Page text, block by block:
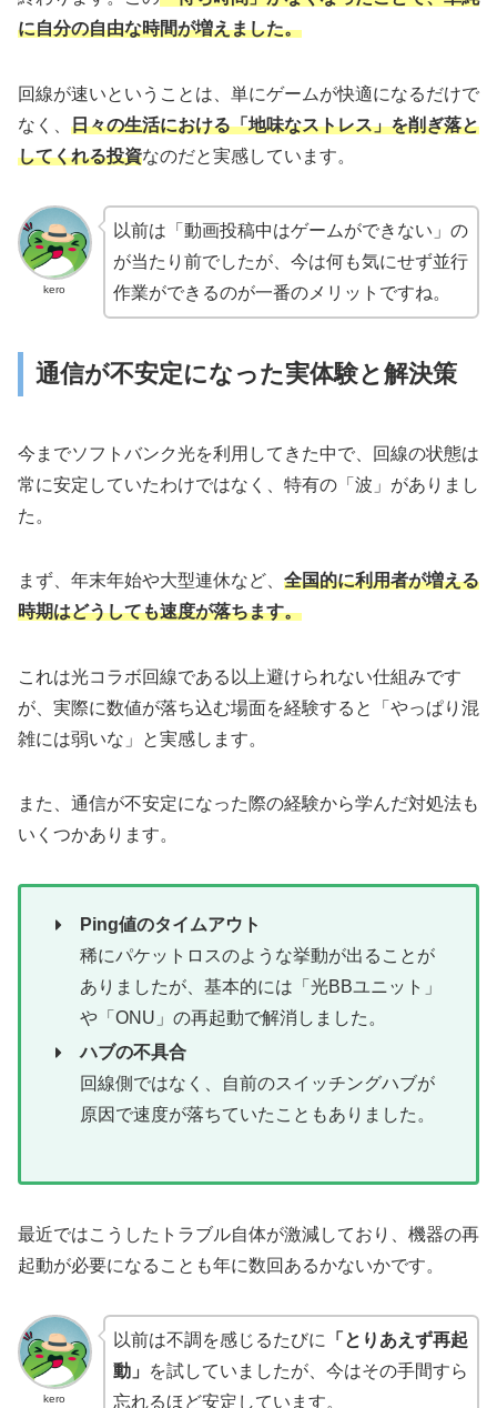
に自分の自由な時間が増えました。
回線が速いということは、単にゲームが快適になるだけで
なく、 日々の生活における「地味なストレス」を削ぎ落と
してくれる投資なのだと実感しています。
kero
以前は「動画投稿中はゲームができない」の
が当たり前でしたが、今は何も気にせず並行
作業ができるのが一番のメリットですね。
通信が不安定になった実体験と解決策
今までソフトバンク光を利用してきた中で、回線の状態は
常に安定していたわけではなく、特有の「波」がありまし
た。
まず、年末年始や大型連休など、 全国的に利用者が増える
時期はどうしても速度が落ちます。
これは光コラボ回線である以上避けられない仕組みです
が、実際に数値が落ち込む場面を経験すると「やっぱり混
雑には弱いな」と実感します。
また、通信が不安定になった際の経験から学んだ対処法も
いくつかあります。
Ping値のタイムアウト
稀にパケットロスのような挙動が出ることが
ありましたが、基本的には「光BBユニット」
や「ONU」の再起動で解消しました。
ハブの不具合
回線側ではなく、自前のスイッチングハブが
原因で速度が落ちていたこともありました。
最近ではこうしたトラブル自体が激減しており、機器の再
起動が必要になることも年に数回あるかないかです。
kero
以前は不調を感じるたびに 「とりあえず再起
動」
を試していましたが、今はその手間すら
忘れるほど安定しています。